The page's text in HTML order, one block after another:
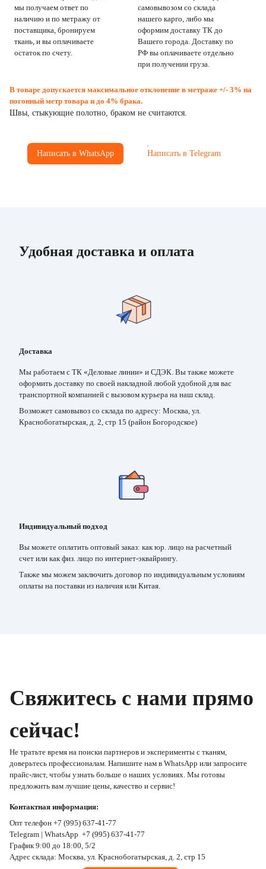
мы получаем ответ по
наличию и по метражу от
поставщика, бронируем
ткань, и вы оплачиваете
остаток по счету.
самовывозом со склада
нашего карго, либо мы
оформим доставку ТК до
Вашего города. Доставку по
РФ вы оплачиваете отдельно
при получении груза.
В товаре допускается максимальное отклонение в метраже +/- 3% на
погонный метр товара и до 4% брака.
Швы, стыкующие полотно, браком не считаются.
Написать в WhatsApp Написать в Telegram
Удобная доставка и оплата
Доставка
Мы работаем с ТК «Деловые линии» и СДЭК. Вы также можете
оформить доставку по своей накладной любой удобной для вас
транспортной компанией с вызовом курьера на наш склад.
Возможет самовывоз со склада по адресу: Москва, ул.
Краснобогатырская, д. 2, стр 15 (район Богородское)
Индивидуальный подход
Вы можете оплатить оптовый заказ: как юр. лицо на расчетный
счет или как физ. лицо по интернет-эквайрингу.
Также мы можем заключить договор по индивидуальным условиям
оплаты на поставки из наличия или Китая.
Свяжитесь с нами прямо
сейчас!
Не тратьте время на поиски партнеров и эксперименты с тканям,
доверьтесь профессионалам. Напишите нам в WhatsApp или запросите
прайс-лист, чтобы узнать больше о наших условиях. Мы готовы
предложить вам лучшие цены, качество и сервис!
Контактная информация:
Опт телефон +7 (995) 637-41-77
Telegram | WhatsApp +7 (995) 637-41-77
График 9:00 до 18:00, 5/2
Адрес склада: Москва, ул. Краснобогатырская, д. 2, стр 15